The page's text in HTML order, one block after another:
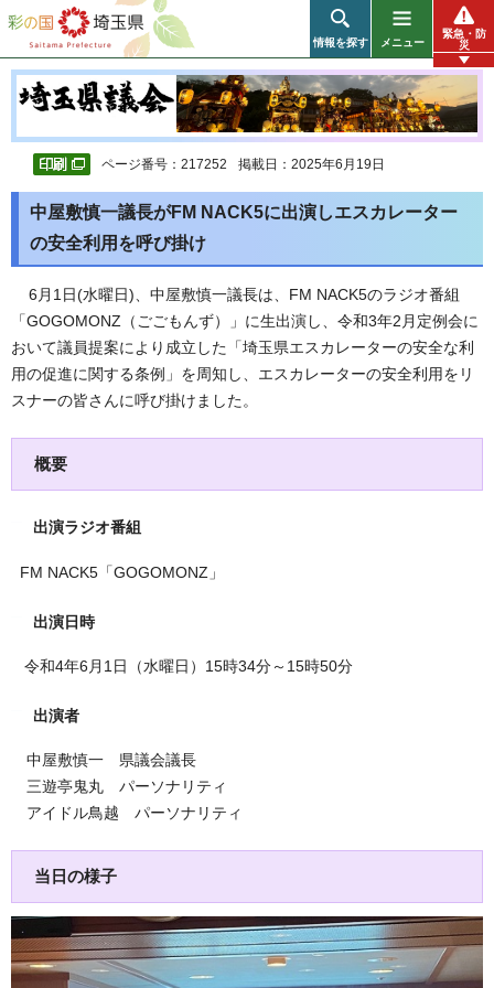
彩の国 埼玉県
情報を探す メニュー
緊急・防
災
ページ番号：217252 掲載日：2025年6月19日
中屋敷慎一議長がFM NACK5に出演しエスカレーター
の安全利用を呼び掛け
6 月1日(水曜日)、中屋敷慎一議長は、FM NACK5のラジオ番組
「GOGOMONZ（ごごもんず）」に生出演し、令和3年2月定例会に
おいて議員提案により成立した「埼玉県エスカレーターの安全な利
用の促進に関する条例」を周知し、エスカレーターの安全利用をリ
スナーの皆さんに呼び掛けました。
概要
出演ラジオ番組
FM NACK5「GOGOMONZ」
出演日時
令和4年6月1日（水曜日）15時34分～15時50分
出演者
中屋敷慎一 県議会議長
三遊亭鬼丸 パーソナリティ
アイドル鳥越 パーソナリティ
当日の様子